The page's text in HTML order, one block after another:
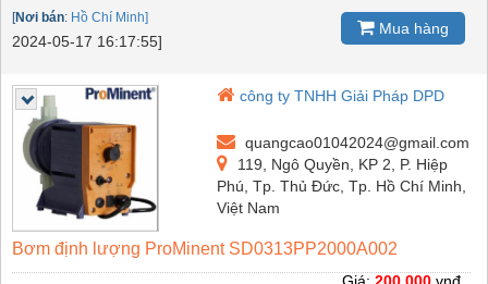
[Nơi bán: Hồ Chí Minh]
2024-05-17 16:17:55]
Mua hàng
công ty TNHH Giải Pháp DPD
quangcao01042024@gmail.com
119, Ngô Quyền, KP 2, P. Hiệp
Phú, Tp. Thủ Đức, Tp. Hồ Chí Minh,
Việt Nam
Bơm định lượng ProMinent SD0313PP2000A002